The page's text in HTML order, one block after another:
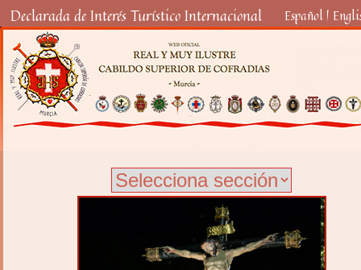
Declarada de Interés Turístico Internacional Español |